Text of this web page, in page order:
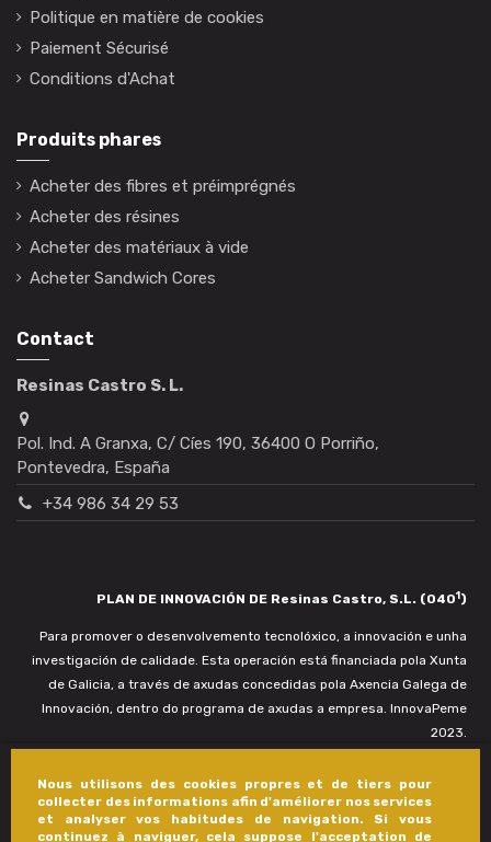
Nous utilisons des cookies propres et de tiers pour
collecter des informations afin d'améliorer nos services
et analyser vos habitudes de navigation. Si vous
continuez à naviguer, cela suppose l'acceptation de
Politique en matière de cookies
Paiement Sécurisé
Conditions d'Achat
Produits phares
Acheter des fibres et préimprégnés
Acheter des résines
Acheter des matériaux à vide
Acheter Sandwich Cores
Contact
Resinas Castro S. L.
Pol. Ind. A Granxa, C/ Cíes 190, 36400 O Porriño,
Pontevedra, España
+34 986 34 29 53
PLAN DE INNOVACIÓN DE Resinas Castro, S.L. (0401)
Para promover o desenvolvemento tecnolóxico, a innovación e unha
investigación de calidade. Esta operación está financiada pola Xunta
de Galicia, a través de axudas concedidas pola Axencia Galega de
Innovación, dentro do programa de axudas a empresa. InnovaPeme
2023.